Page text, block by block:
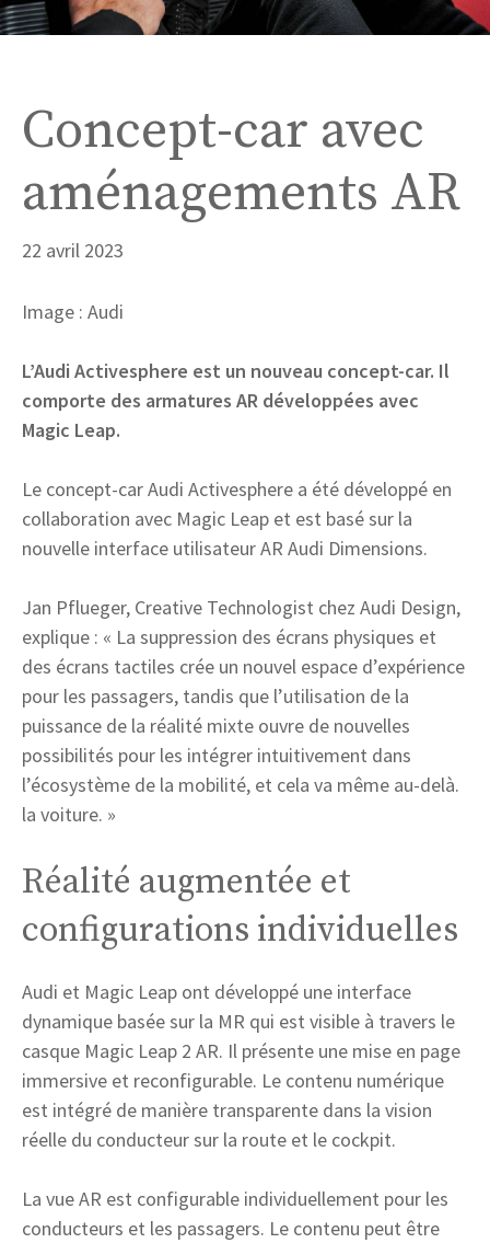
Concept-car avec
aménagements AR
22 avril 2023
Image : Audi
L’Audi Activesphere est un nouveau concept-car. Il
comporte des armatures AR développées avec
Magic Leap.
Le concept-car Audi Activesphere a été développé en
collaboration avec Magic Leap et est basé sur la
nouvelle interface utilisateur AR Audi Dimensions.
Jan Pflueger, Creative Technologist chez Audi Design,
explique : « La suppression des écrans physiques et
des écrans tactiles crée un nouvel espace d’expérience
pour les passagers, tandis que l’utilisation de la
puissance de la réalité mixte ouvre de nouvelles
possibilités pour les intégrer intuitivement dans
l’écosystème de la mobilité, et cela va même au-delà.
la voiture. »
Réalité augmentée et
configurations individuelles
Audi et Magic Leap ont développé une interface
dynamique basée sur la MR qui est visible à travers le
casque Magic Leap 2 AR. Il présente une mise en page
immersive et reconfigurable. Le contenu numérique
est intégré de manière transparente dans la vision
réelle du conducteur sur la route et le cockpit.
La vue AR est configurable individuellement pour les
conducteurs et les passagers. Le contenu peut être